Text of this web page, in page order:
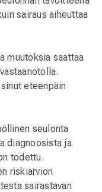
sairaus aiheuttaa
muutoksia saattaa
eteenpäin
seulonta
diagnoosista ja
todettu.
riskiarvion
sairastavan